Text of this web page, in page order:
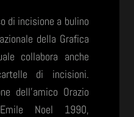
di incisione a bulino
della Grafica
collabora anche
di incisioni.
dell’amico Orazio
Noel 1990,